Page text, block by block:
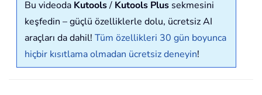
Bu videoda Kutools/ Kutools Plus sekmesini
keşfedin – güçlü özelliklerle dolu, ücretsiz AI
araçları da dahil! Tüm özellikleri 30 gün boyunca
hiçbir kısıtlama olmadan ücretsiz deneyin!